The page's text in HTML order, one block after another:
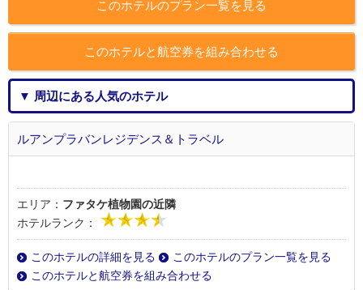
このホテルのプラン一覧を見る
このホテルと航空券を組み合わせる
▼ 周辺にある人気のホテル
ルアンプラバンレジデンス＆トラベル
エリア： ファタケ植物園の近隣
ホテルランク：
このホテルの詳細を見る
このホテルのプラン一覧を見る
このホテルと航空券を組み合わせる